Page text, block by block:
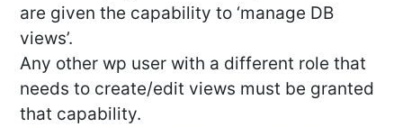
are given the capability to ‘manage DB
views’.
Any other wp user with a different role that
needs to create/edit views must be granted
that capability.